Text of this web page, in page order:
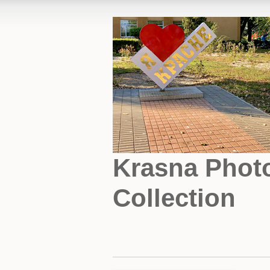
Krasna
Collection